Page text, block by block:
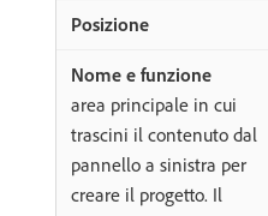
area principale in cui
trascini il contenuto dal
pannello a sinistra per
creare il progetto. Il